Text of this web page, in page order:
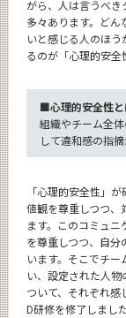
がら、人は言うべき
多々あります。どん
いと感じる人のほ
るのが「心理的安全
■心理的安全性
組織やチーム全
して違和感の指
「心理的安全性」
値観を尊重しつつ、
ます。このコミュ
を尊重しつつ、自
います。そこでチ
い、設定された人
ついて、それぞれ感
D研修を修了しました